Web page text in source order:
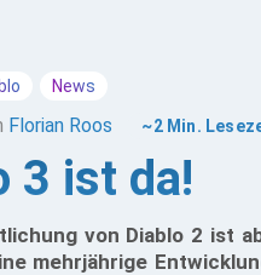
News
Florian Roos ~2 Min.
3 ist da!
von Diablo 2 ist
mehrjährige